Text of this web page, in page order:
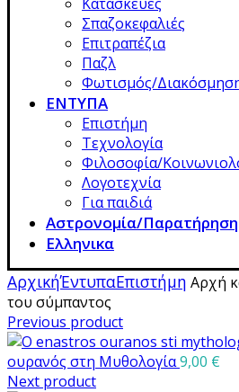
Σπαζοκεφαλιές
Επιτραπέζια
Παζλ
Φωτισμός/
ΕΝΤΥΠΑ
Επιστήμη
Τεχνολογία
Φιλοσοφία/
Λογοτεχνία
Για παιδιά
Αστρονομία/Παρατήρηση
Ελληνικα
ΑρχικήΈντυπαΕπιστήμη Αρχή
του σύμπαντος
Previous product
ουρανός στη Μυθολογία9,00 €
Next product